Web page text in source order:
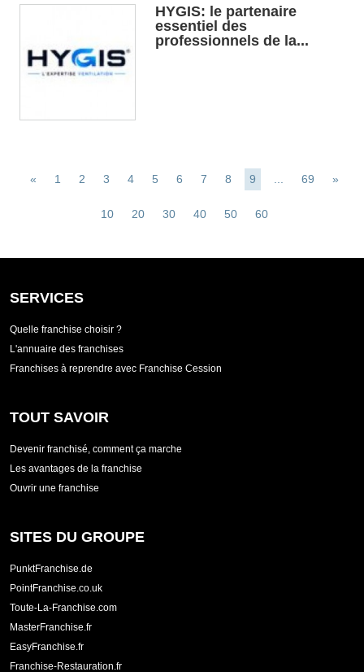
HYGIS: le partenaire
essentiel des
professionnels de la...
« 1 2 3 4 5 6 7 8 9 69 »
10 20 30 40 50 60
SERVICES
Quelle franchise choisir ?
L'annuaire des franchises
Franchises à reprendre avec Franchise Cession
TOUT SAVOIR
Devenir franchisé, comment ça marche
Les avantages de la franchise
Ouvrir une franchise
SITES DU GROUPE
PunktFranchise.de
PointFranchise.co.uk
Toute-La-Franchise.com
MasterFranchise.fr
EasyFranchise.fr
Franchise-Restauration.fr